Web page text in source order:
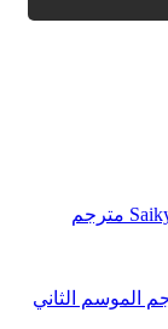
أنمي Saikyou Degarashi Ouji no Anyaku Teii Arasoi مترجم